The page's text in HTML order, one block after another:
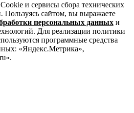
и сервисы сбора технических
Пользуясь сайтом, вы выражаете
персональных данных и
Для реализации политики
программные средства
«Яндекс.Метрика»,